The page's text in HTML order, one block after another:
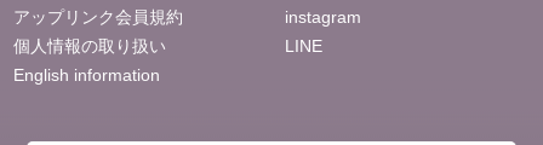
アップリンク会員規約
個人情報の取り扱い
English information
instagram
LINE